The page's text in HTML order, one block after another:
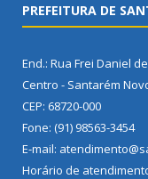
PREFEITURA DE
End.: Rua Frei Daniel
Centro - Santarém
CEP: 68720-000
Fone: (91) 98563-3454
E-mail:
Horário de